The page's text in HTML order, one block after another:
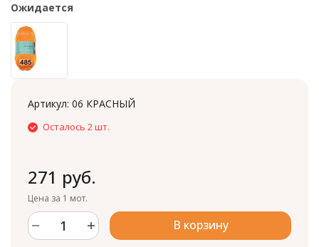
Ожидается
Артикул: 06 КРАСНЫЙ
Осталось 2 шт.
271 руб.
Цена за 1 мот.
В корзину